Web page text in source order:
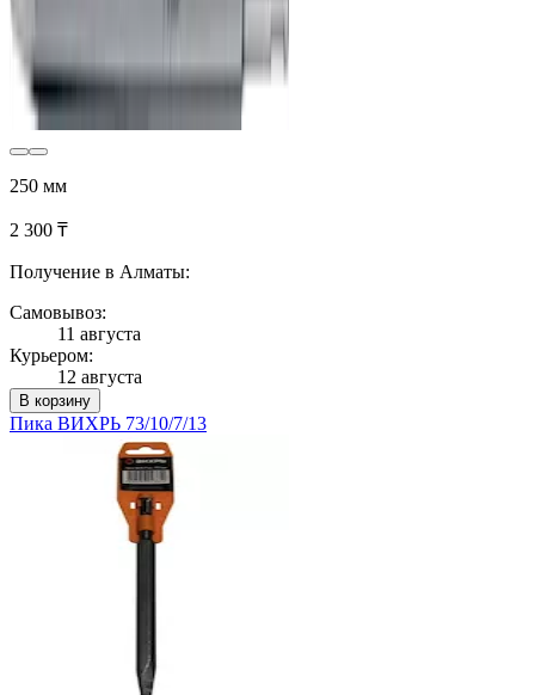
250 мм
2 300 ₸
Получение в Алматы:
Самовывоз:
11 августа
Курьером:
12 августа
В корзину
Пика ВИХРЬ 73/10/7/13